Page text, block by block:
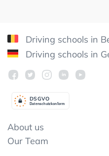
Driving schools in
Driving schools in
Datenschutzkonform
DSGVO
About us
Our Team